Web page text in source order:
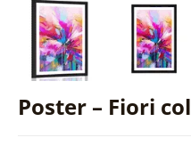
Poster – Fiori